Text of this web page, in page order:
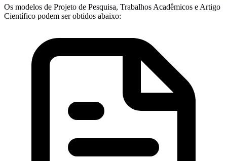
Os modelos de Projeto de Pesquisa, Trabalhos Acadêmicos e Artigo
Científico podem ser obtidos abaixo: